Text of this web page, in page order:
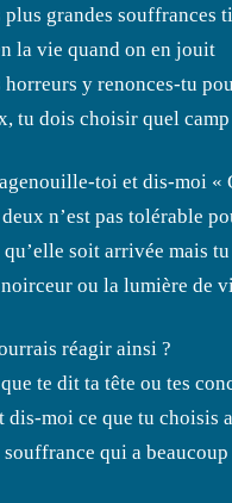
plus grandes souffrances
la vie quand on en jouit
horreurs y renonces-tu
tu dois choisir quel
toi et dis-moi «
n’est pas tolérable
qu’elle soit arrivée mais
ou la lumière de
réagir ainsi ?
te dit ta tête ou tes
dis-moi ce que tu choisis
qui a